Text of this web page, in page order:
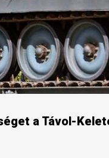
a Távol-